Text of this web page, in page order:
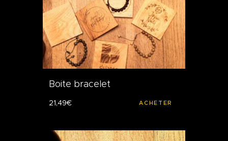
Boite bracelet
21,49€ ACHETER